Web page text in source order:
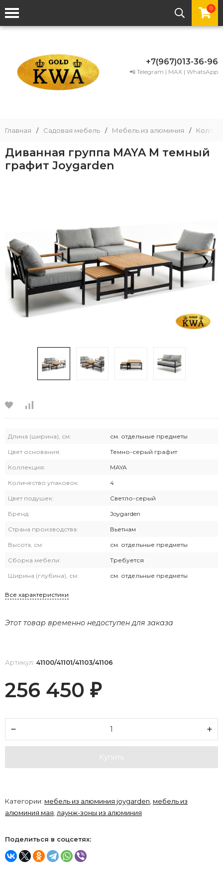
0
+7(967)013-36-96
📲 Telegram | MAX | WhatsApp
Главная / Садовая мебель / Мебель из алюминия /
Диванная группа MAYA M темный
графит Joygarden
‹ ›
Длина (ширина), см: см. отдельные предметы
Цвет основания: Темно-серый графит
Коллекция: MAYA
Количество упаковок: 4
Цвет подушек: Светло-серый
Бренд: Joygarden
Страна производства: Вьетнам
Высота, см: см. отдельные предметы
Сборка мебели: Требуется
Ширина (глубина), см: см. отдельные предметы
Все характеристики
Этот товар временно недоступен для заказа
Артикул: 41100/41101/41103/41106
256 450 ₽
Купить
Категории: мебель из алюминия joygarden, мебель из
алюминия мая,лаунж-зоны из алюминия
Поделиться в соцсетях: